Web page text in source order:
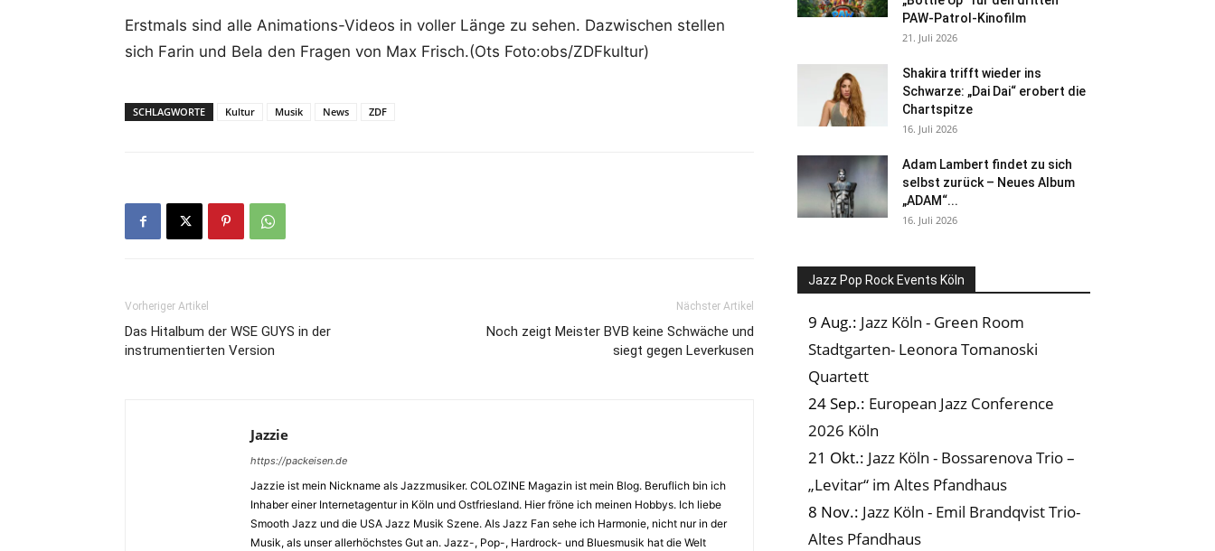
Erstmals sind alle Animations-Videos in voller Länge zu sehen. Dazwischen stellen
sich Farin und Bela den Fragen von Max Frisch.(Ots Foto:obs/ZDFkultur)
SCHLAGWORTE Kultur Musik News ZDF
Vorheriger Artikel
Das Hitalbum der WSE GUYS in der
instrumentierten Version
Nächster Artikel
Noch zeigt Meister BVB keine Schwäche und
siegt gegen Leverkusen
Jazzie
https://packeisen.de
Jazzie ist mein Nickname als Jazzmusiker. COLOZINE Magazin ist mein Blog. Beruflich bin ich
Inhaber einer Internetagentur in Köln und Ostfriesland. Hier fröne ich meinen Hobbys. Ich liebe
Smooth Jazz und die USA Jazz Musik Szene. Als Jazz Fan sehe ich Harmonie, nicht nur in der
Musik, als unser allerhöchstes Gut an. Jazz-, Pop-, Hardrock- und Bluesmusik hat die Welt
PAW-Patrol-Kinofilm
21. Juli 2026
Shakira trifft wieder ins
Schwarze: „Dai Dai“ erobert die
Chartspitze
16. Juli 2026
Adam Lambert findet zu sich
selbst zurück – Neues Album
„ADAM“...
16. Juli 2026
Jazz Pop Rock Events Köln
9 Aug.: Jazz Köln - Green Room
Stadtgarten- Leonora Tomanoski
Quartett
24 Sep.: European Jazz Conference
2026 Köln
21 Okt.: Jazz Köln - Bossarenova Trio –
„Levitar“ im Altes Pfandhaus
8 Nov.: Jazz Köln - Emil Brandqvist Trio-
Altes Pfandhaus